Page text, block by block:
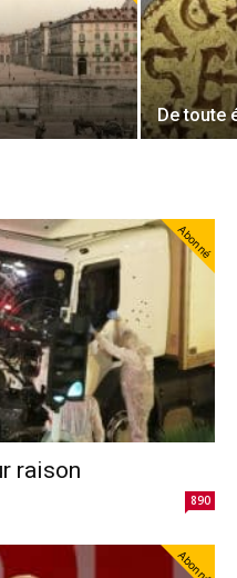
De toute
Abonné
raison
890
Abonné